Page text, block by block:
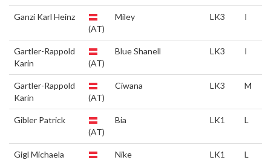
Ganzi Karl Heinz
(AT)
Miley LK3 I
Gartler-Rappold
Karin
(AT)
Blue Shanell LK3 I
Gartler-Rappold
Karin
(AT)
Ciwana LK3 M
Gibler Patrick
(AT)
Bia LK1 L
Gigl Michaela
Nike LK1 L